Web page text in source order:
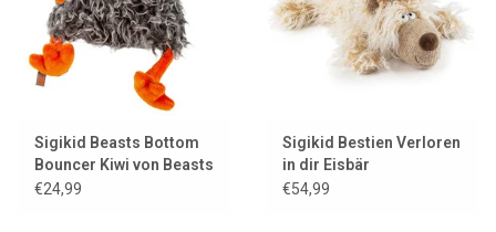
Sigikid Beasts Bottom
Bouncer Kiwi von Beasts
Town
€24,99
Sigikid Bestien Verloren
in dir Eisbär
€54,99